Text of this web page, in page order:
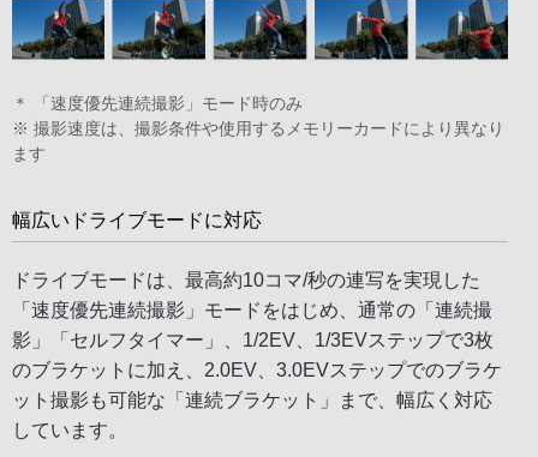
＊ 「速度優先連続撮影」モード時のみ
※ 撮影速度は、撮影条件や使用するメモリーカードにより異なり
ます
幅広いドライブモードに対応
ドライブモードは、最高約10コマ/秒の連写を実現した
「速度優先連続撮影」モードをはじめ、通常の「連続撮
影」「セルフタイマー」、1/2EV、1/3EVステップで3枚
のブラケットに加え、2.0EV、3.0EVステップでのブラケ
ット撮影も可能な「連続ブラケット」まで、幅広く対応
しています。